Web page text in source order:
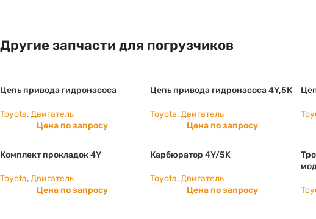
Другие запчасти для погрузчиков
Цепь привода гидронасоса
Toyota,Двигатель
Цена по запросу
Цепь привода гидронасоса 4Y,5К
Toyota,Двигатель
Цена по запросу
Комплект прокладок 4Y
Toyota,Двигатель
Цена по запросу
Карбюратор 4Y/5K
Toyota,Двигатель
Цена по запросу